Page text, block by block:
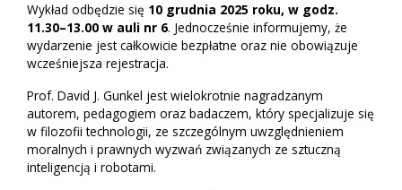
Wykład odbędzie się 10 grudnia 2025 roku, w godz.
11.30–13.00 w auli nr 6. Jednocześnie informujemy, że
wydarzenie jest całkowicie bezpłatne oraz nie obowiązuje
wcześniejsza rejestracja.
Prof. David J. Gunkel jest wielokrotnie nagradzanym
autorem, pedagogiem oraz badaczem, który specjalizuje się
w filozofii technologii, ze szczególnym uwzględnieniem
moralnych i prawnych wyzwań związanych ze sztuczną
inteligencją i robotami.